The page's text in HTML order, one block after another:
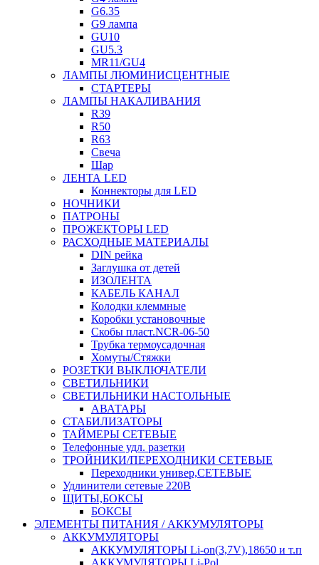
G6.35
G9 лампа
GU10
GU5.3
MR11/GU4
ЛАМПЫ ЛЮМИНИСЦЕНТНЫЕ
СТАРТЕРЫ
ЛАМПЫ НАКАЛИВАНИЯ
R39
R50
R63
Свеча
Шар
ЛЕНТА LED
Коннекторы для LED
НОЧНИКИ
ПАТРОНЫ
ПРОЖЕКТОРЫ LED
РАСХОДНЫЕ МАТЕРИАЛЫ
DIN рейка
Заглушка от детей
ИЗОЛЕНТА
КАБЕЛЬ КАНАЛ
Колодки клеммные
Коробки установочные
Скобы пласт.NCR-06-50
Трубка термоусадочная
Хомуты/Стяжки
РОЗЕТКИ ВЫКЛЮЧАТЕЛИ
СВЕТИЛЬНИКИ
СВЕТИЛЬНИКИ НАСТОЛЬНЫЕ
АВАТАРЫ
СТАБИЛИЗАТОРЫ
ТАЙМЕРЫ СЕТЕВЫЕ
Телефонные удл. разетки
ТРОЙНИКИ/ПЕРЕХОДНИКИ СЕТЕВЫЕ
Переходники универ,СЕТЕВЫЕ
Удлинители сетевые 220В
ЩИТЫ,БОКСЫ
БОКСЫ
ЭЛЕМЕНТЫ ПИТАНИЯ / АККУМУЛЯТОРЫ
АККУМУЛЯТОРЫ
АККУМУЛЯТОРЫ Li-on(3,7V),18650 и т.п
АККУМУЛЯТОРЫ Li-Pol